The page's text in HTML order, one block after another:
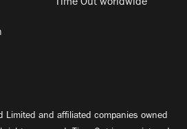
Time Out worldwide
Limited and affiliated companies owned